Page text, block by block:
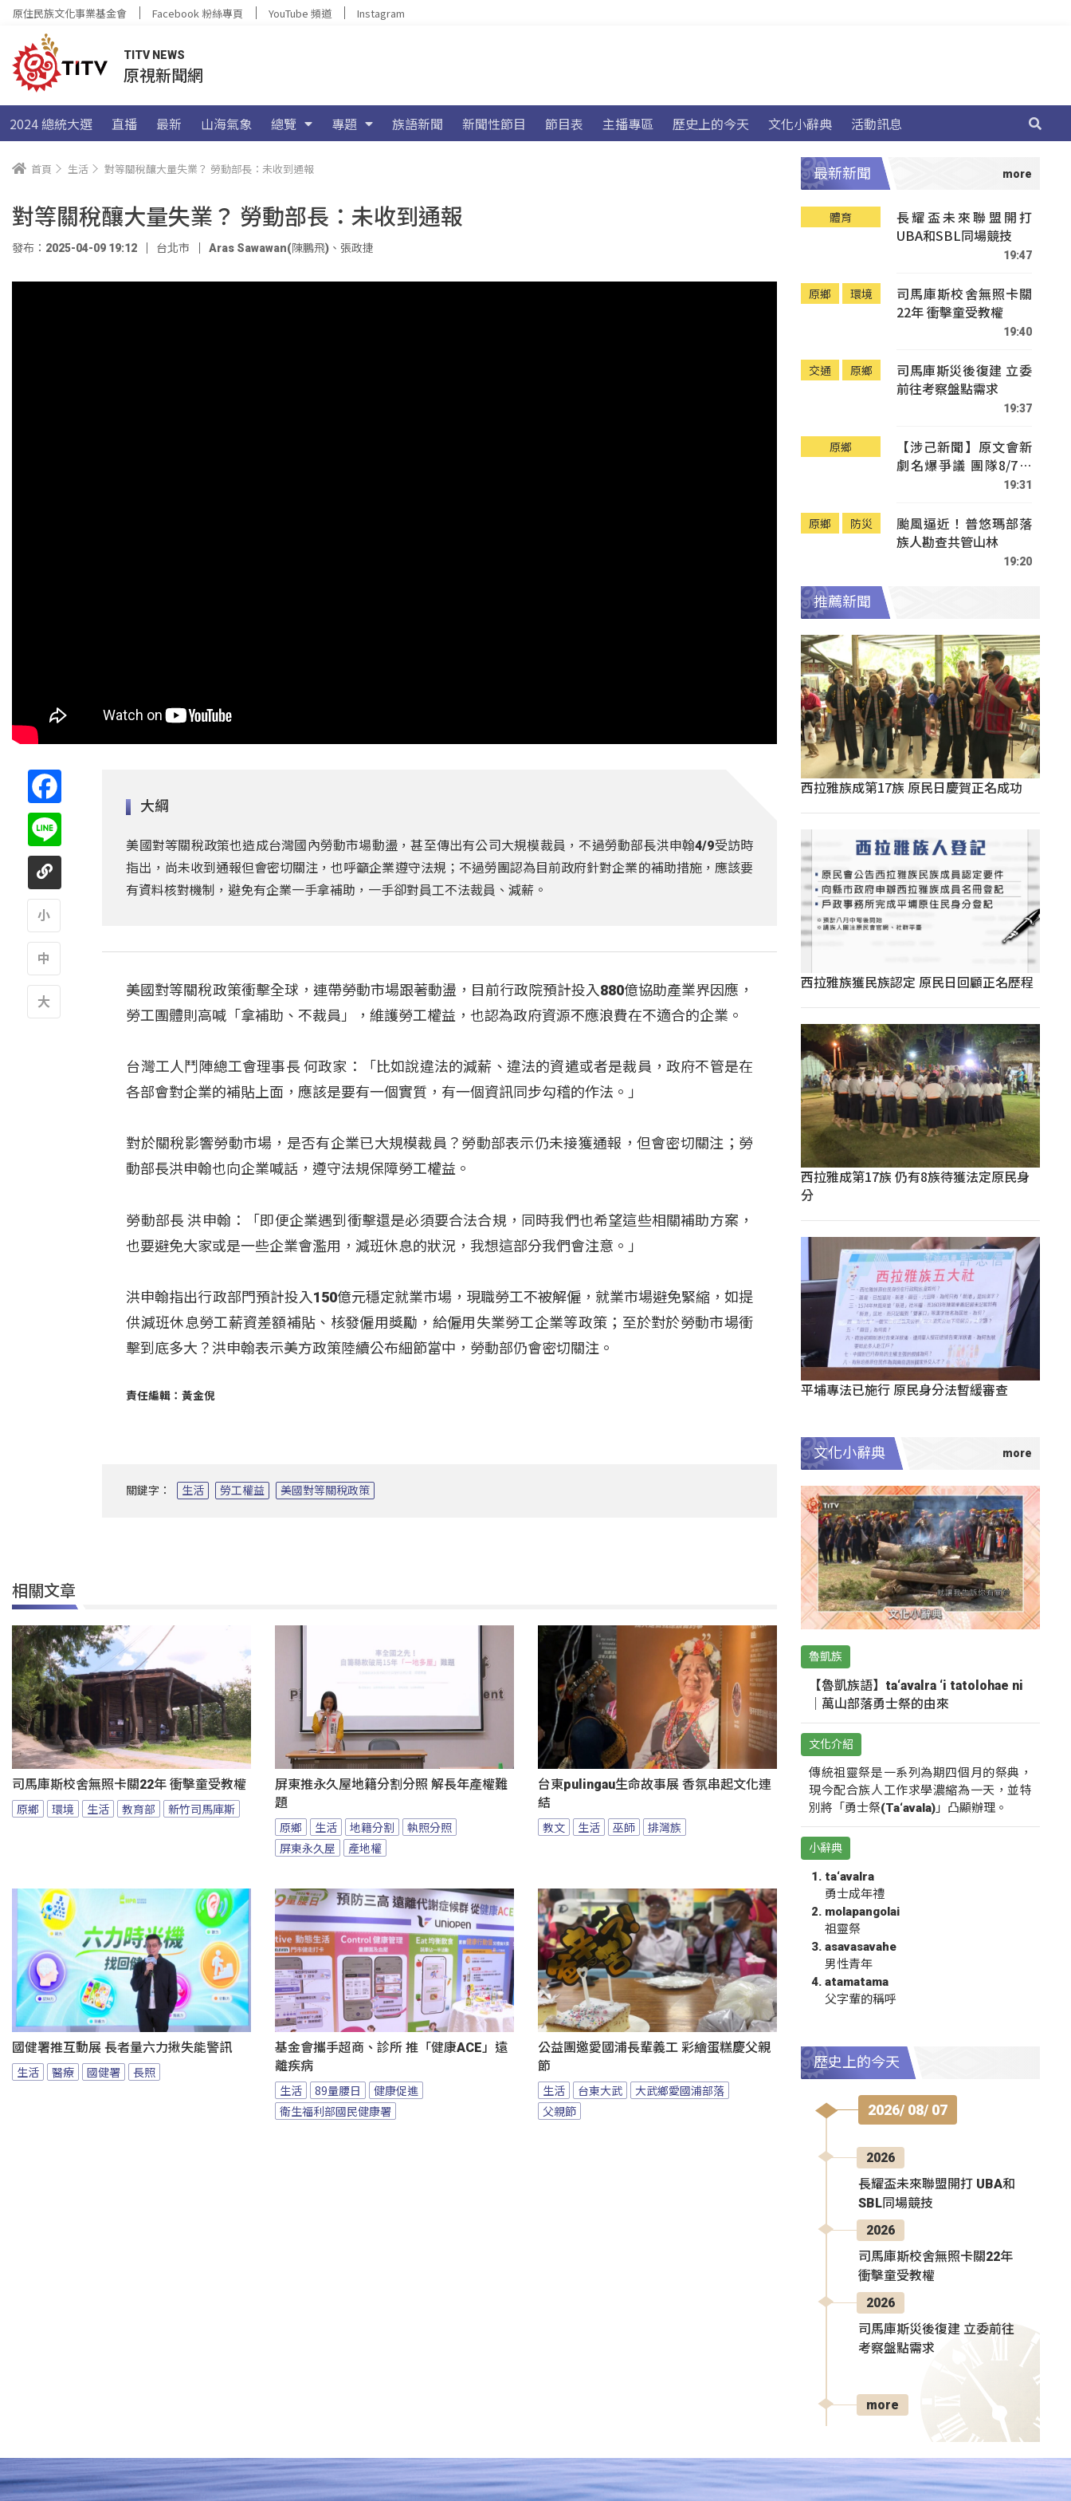
原住民族文化事業基金會 Facebook 粉絲專頁 YouTube 頻道 Instagram
TITV NEWS
原視新聞網
2024 總統大選 直播 最新 山海氣象 總覽 專題 族語新聞 新聞性節目 節目表 主播專區 歷史上的今天 文化小辭典 活動訊息
首頁 生活 對等關稅釀大量失業？ 勞動部長：未收到通報
對等關稅釀大量失業？ 勞動部長：未收到通報
發布：2025-04-09 19:12 台北市 Aras Sawawan(陳鵬飛) 、 張政捷
大綱
美國對等關稅政策也造成台灣國內勞動市場動盪，甚至傳出有公司大規模裁員，不過勞動部長洪申翰4/9受訪時
指出，尚未收到通報但會密切關注，也呼籲企業遵守法規；不過勞團認為目前政府針對企業的補助措施，應該要
有資料核對機制，避免有企業一手拿補助，一手卻對員工不法裁員、減薪。
美國對等關稅政策衝擊全球，連帶勞動市場跟著動盪，目前行政院預計投入880億協助產業界因應，
勞工團體則高喊「拿補助、不裁員」，維護勞工權益，也認為政府資源不應浪費在不適合的企業。
台灣工人鬥陣總工會理事長 何政家：「比如說違法的減薪、違法的資遣或者是裁員，政府不管是在
各部會對企業的補貼上面，應該是要有一個實質，有一個資訊同步勾稽的作法。」
對於關稅影響勞動市場，是否有企業已大規模裁員？勞動部表示仍未接獲通報，但會密切關注；勞
動部長洪申翰也向企業喊話，遵守法規保障勞工權益。
勞動部長 洪申翰：「即便企業遇到衝擊還是必須要合法合規，同時我們也希望這些相關補助方案，
也要避免大家或是一些企業會濫用，減班休息的狀況，我想這部分我們會注意。」
洪申翰指出行政部門預計投入150億元穩定就業市場，現職勞工不被解僱，就業市場避免緊縮，如提
供減班休息勞工薪資差額補貼、核發僱用獎勵，給僱用失業勞工企業等政策；至於對於勞動市場衝
擊到底多大？洪申翰表示美方政策陸續公布細節當中，勞動部仍會密切關注。
責任編輯：黃金倪
關鍵字： 生活 勞工權益 美國對等關稅政策
相關文章
司馬庫斯校舍無照卡關22年 衝擊童受教權
原鄉 環境 生活 教育部 新竹司馬庫斯
屏東推永久屋地籍分割分照 解長年產權難
題
原鄉 生活 地籍分割
執照分照
屏東永久屋
產地權
台東pulingau生命故事展 香氛串起文化連
結
教文 生活 巫師 排灣族
國健署推互動展 長者量六力揪失能警訊
生活 醫療 國健署 長照
基金會攜手超商、診所 推「健康ACE」遠
離疾病
生活 89量腰日
健康促進
衛生福利部國民健康署
公益團邀愛國浦長輩義工 彩繪蛋糕慶父親
節
生活 台東大武
大武鄉愛國浦部落
父親節
最新新聞
體育
長耀盃未來聯盟開打
UBA和SBL同場競技
19:47
原鄉 環境
司馬庫斯校舍無照卡關
22年 衝擊童受教權
19:40
交通 原鄉
司馬庫斯災後復建 立委
前往考察盤點需求
19:37
原鄉
【涉己新聞】原文會新
劇名爆爭議 團隊8/7赴
19:31
原鄉 防災
颱風逼近！普悠瑪部落
族人勘查共管山林
19:20
推薦新聞
西拉雅族成第17族 原民日慶賀正名成功
西拉雅族獲民族認定 原民日回顧正名歷程
西拉雅成第17族 仍有8族待獲法定原民身
分
平埔專法已施行 原民身分法暫緩審查
文化小辭典
魯凱族
【魯凱族語】ta‘avalra ‘i tatolohae ni
｜萬山部落勇士祭的由來
文化介紹
傳統祖靈祭是一系列為期四個月的祭典，
現今配合族人工作求學濃縮為一天，並特
別將「勇士祭(Ta‘avala)」凸顯辦理。
小辭典
ta‘avalra
勇士成年禮
molapangolai
祖靈祭
asavasavahe
男性青年
atamatama
父字輩的稱呼
歷史上的今天
2026/ 08/ 07
2026
長耀盃未來聯盟開打 UBA和
SBL同場競技
2026
司馬庫斯校舍無照卡關22年
衝擊童受教權
2026
司馬庫斯災後復建 立委前往
考察盤點需求
more